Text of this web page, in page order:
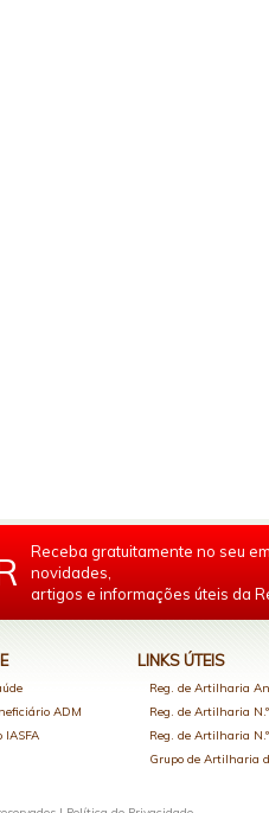
Receba gratuitamente no seu
novidades,
artigos e informações úteis da
ADM
IASFA
LINKS ÚTEIS
Reg. de Artilharia
Reg. de Artilharia
Reg. de Artilharia
Grupo de Artilharia